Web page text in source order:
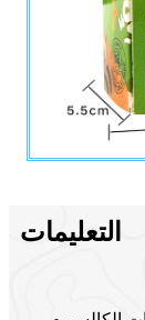
التعليمات